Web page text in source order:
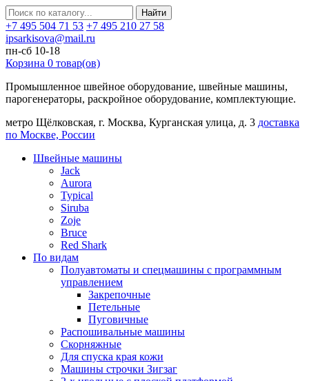
Найти
+7 495 504 71 53 +7 495 210 27 58
ipsarkisova@mail.ru
пн-сб 10-18
Корзина 0 товар(ов)
Промышленное швейное оборудование, швейные машины,
парогенераторы, раскройное оборудование, комплектующие.
метро Щёлковская, г. Москва, Курганская улица, д. 3 доставка
по Москве, России
Швейные машины
Jack
Aurora
Typical
Siruba
Zoje
Bruce
Red Shark
По видам
Полуавтоматы и спецмашины с программным
управлением
Закрепочные
Петельные
Пуговичные
Распошивальные машины
Скорняжные
Для спуска края кожи
Машины строчки Зигзаг